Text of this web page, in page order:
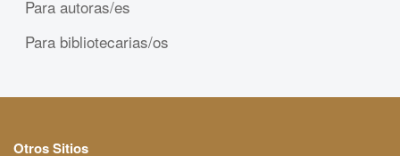
Para autoras/es
Para bibliotecarias/os
Otros Sitios